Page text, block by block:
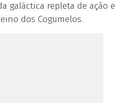
galáctica repleta de ação e
dos Cogumelos.